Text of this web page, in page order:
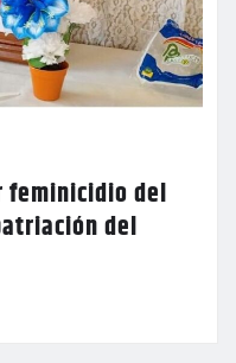
feminicidio del
del